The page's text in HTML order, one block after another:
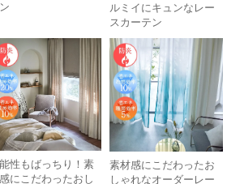
ルミイにキュンなレー
スカーテン
性もばっちり！素
にこだわったおし
素材感にこだわったお
しゃれなオーダーレー